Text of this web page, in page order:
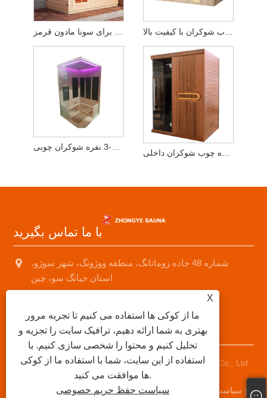
سونای داخلی دور مادون قرمز 2-3 نفره شوکران چوبی
اتاق سونا خشک 2-3 نفره چوب شوکران داخلی
با ما تماس بگیرید
شماره 48 جاده زوماتانگ، منطقه ووژونگ، شهر سوژو،
استان جیانگ سو، چین
saunad688@163.com
حق چاپ © 2025 Suzhou Zhongye Suuna Equipment Co., Ltd
Sitemap|RSS | XML|سیاست حفظ حریم خصوصی |
X
ما از کوکی ها استفاده می کنیم تا تجربه مرور
بهتری به شما ارائه دهیم، ترافیک سایت را تجزیه و
تحلیل کنیم و محتوا را شخصی سازی کنیم. با
استفاده از این سایت، شما با استفاده ما از کوکی
ها موافقت می کنید.
سیاست حفظ حریم خصوصی